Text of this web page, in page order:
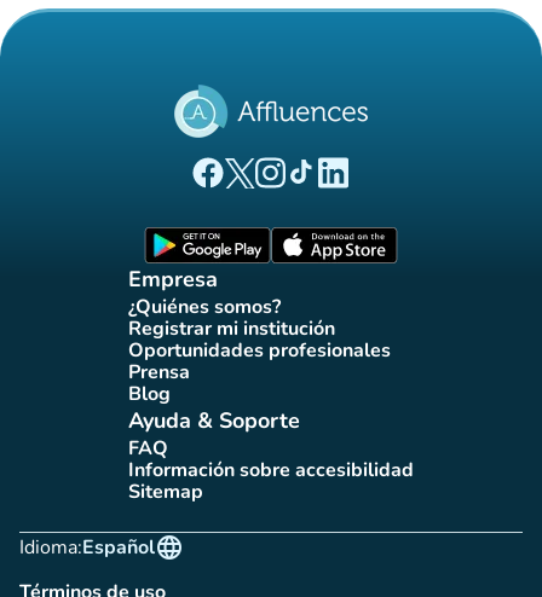
(nueva pestaña)
(nueva pestaña)
(nueva pestaña)
(nueva pestaña)
(nueva pestaña)
Empresa
¿Quiénes somos?
(nueva pestaña)
Registrar mi institución
(nueva pestaña)
Oportunidades profesionales
(nueva pestaña)
Prensa(nueva pestaña)
Blog(nueva pestaña)
Ayuda & Soporte
FAQ(nueva pestaña)
Información sobre accesibilidad
(nueva pestaña)
Sitemap(nueva pestaña)
Idioma:
language
Español